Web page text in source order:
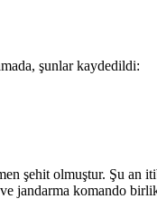
şunlar kaydedildi:
şehit olmuştur. Şu
komando